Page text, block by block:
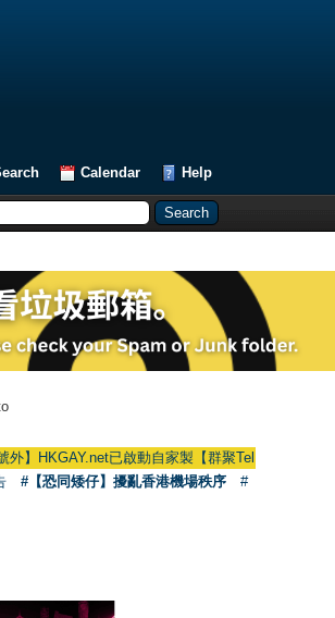
Calendar Help
】HKGAY.net已啟動自家製【群聚Telegram群組】
#【恐同矮仔】擾亂香港機場秩序
#